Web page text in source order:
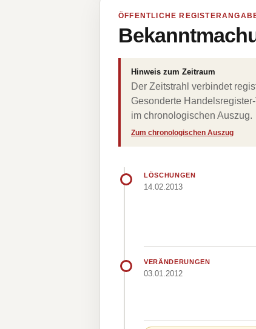
ÖFFENTLICHE
Hinweis zum Zeitraum
Der Zeitstrahl verbindet
Gesonderte
im chronologischen Auszug.
Zum chronologischen Auszug
LÖSCHUNGEN
14.02.2013
VERÄNDERUNGEN
03.01.2012